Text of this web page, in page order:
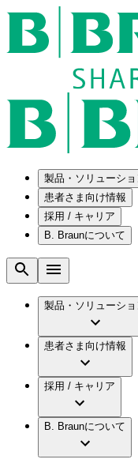
製品・ソリューショ
ソリューシ
メン
国内
手術
製品・診療
歯科
低侵
患者さま向け情報
腰椎
水頭
慢性
アク
アク
疾患・症状
採用 / キャリア
ビー
ビー
会社概
報
要
キャリア（
B. Braunについて
ビジ
ブラン
ついて
イノ
私たちの責任
製品・ソリューショ
患者さま向け情報
採用 / キャリア
B. Braunについて